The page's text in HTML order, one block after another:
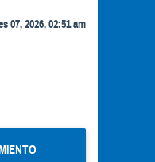
07, 2026, 02:51 am